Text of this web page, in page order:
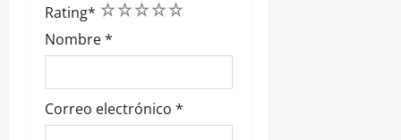
Rating* 5
4
3
2
1
Nombre*
Correo electrónico *